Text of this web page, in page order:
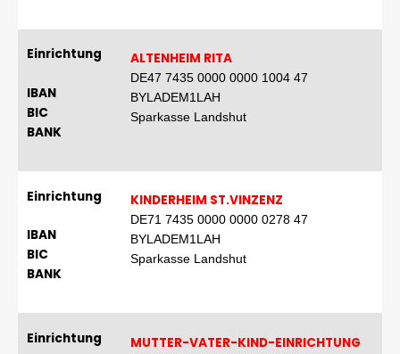
Einrichtung
IBAN
BIC
BANK
ALTENHEIM RITA
DE47 7435 0000 0000 1004 47
BYLADEM1LAH
Sparkasse Landshut
Einrichtung
IBAN
BIC
BANK
KINDERHEIM ST.VINZENZ
DE71 7435 0000 0000 0278 47
BYLADEM1LAH
Sparkasse Landshut
Einrichtung MUTTER-VATER-KIND-EINRICHTUNG